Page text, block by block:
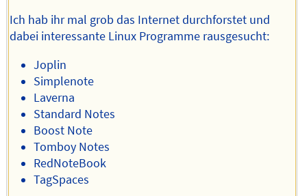
Ich hab ihr mal grob das Internet durchforstet und
dabei interessante Linux Programme rausgesucht:
Joplin
Simplenote
Laverna
Standard Notes
Boost Note
Tomboy Notes
RedNoteBook
TagSpaces